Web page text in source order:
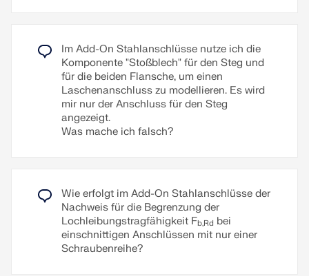
Reibung zwischen den Bauteilen, die die
Übertragung von Kräften ermöglicht.
Funktionsweise
Vorgespannte Schrauben werden mit einem
bestimmten Drehmoment angezogen, wodurch sie
sich dehnen und eine Zugkraft erzeugen. Diese
Verbindung und sorgt für eine sichere
Kraftübertragung.
Vorteile
Das Anschlussmodell wurde mit ungefähr 50
Komponenten modelliert. Das Modell wurde nach
dem Anwendungsbeispiel eines tatsächlichen
Tragwerks erstellt.
Weiterlesen
Im Add-On Stahlanschlüsse nutze ich die
Komponente "Stoßblech" für den Steg und
für die beiden Flansche, um einen
Laschenanschluss zu modellieren. Es wird
mir nur der Anschluss für den Steg
angezeigt.
Was mache ich falsch?
Wie erfolgt im Add-On Stahlanschlüsse der
Nachweis für die Begrenzung der
Lochleibungstragfähigkeit Fb,Rd bei
einschnittigen Anschlüssen mit nur einer
Schraubenreihe?